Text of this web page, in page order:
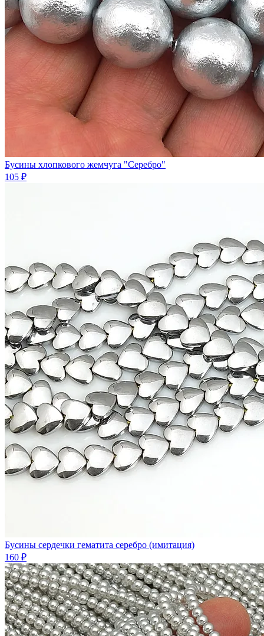
Бусины хлопковогo жемчугa "Серебро"
105 ₽
Бусины сердечки гематита серебро (имитация)
160 ₽